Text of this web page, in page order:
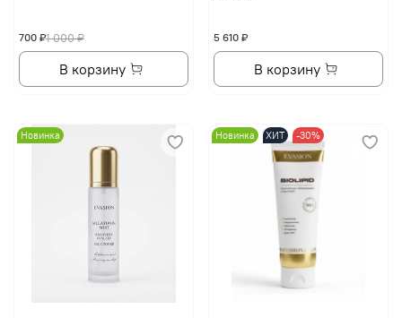
1 000 ₽
700 ₽
В корзину
5 610 ₽
В корзину
Новинка Новинка ХИТ -30%